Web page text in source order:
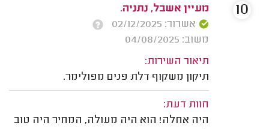
מעיין אשבל, נתניה.
אשרור: 02/12/2025
משוב: 04/08/2025
תיאור השירות:
תיקון משקוף דלת פנים מפולימר.
חוות דעת:
היה אחלה! הוא היה מעולה, המחיר היה טוב
10